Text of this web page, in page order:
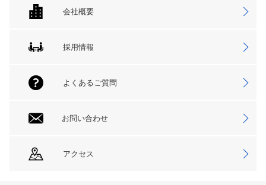
会社概要
採用情報
よくあるご質問
お問い合わせ
アクセス